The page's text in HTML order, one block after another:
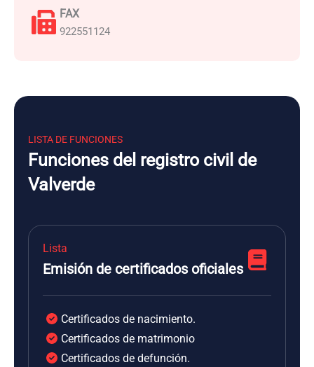
FAX
922551124
LISTA DE FUNCIONES
Funciones del registro civil de
Valverde
Lista
Emisión de certificados oficiales
Certificados de nacimiento.
Certificados de matrimonio
Certificados de defunción.